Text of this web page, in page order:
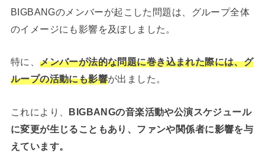
BIGBANGのメンバーが起こした問題は、グループ全体
のイメージにも影響を及ぼしました。
特に、メンバーが法的な問題に巻き込まれた際には、グ
ループの活動にも影響が出ました。
これにより、 BIGBANGの音楽活動や公演スケジュール
に変更が生じることもあり、ファンや関係者に影響を与
えています。